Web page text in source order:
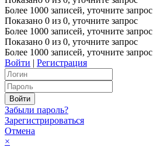
Более 1000 записей, уточните запрос
Показано 0 из 0, уточните запрос
Более 1000 записей, уточните запрос
Показано 0 из 0, уточните запрос
Более 1000 записей, уточните запрос
Войти | Регистрация
Забыли пароль?
Зарегистрироваться
Отмена
×